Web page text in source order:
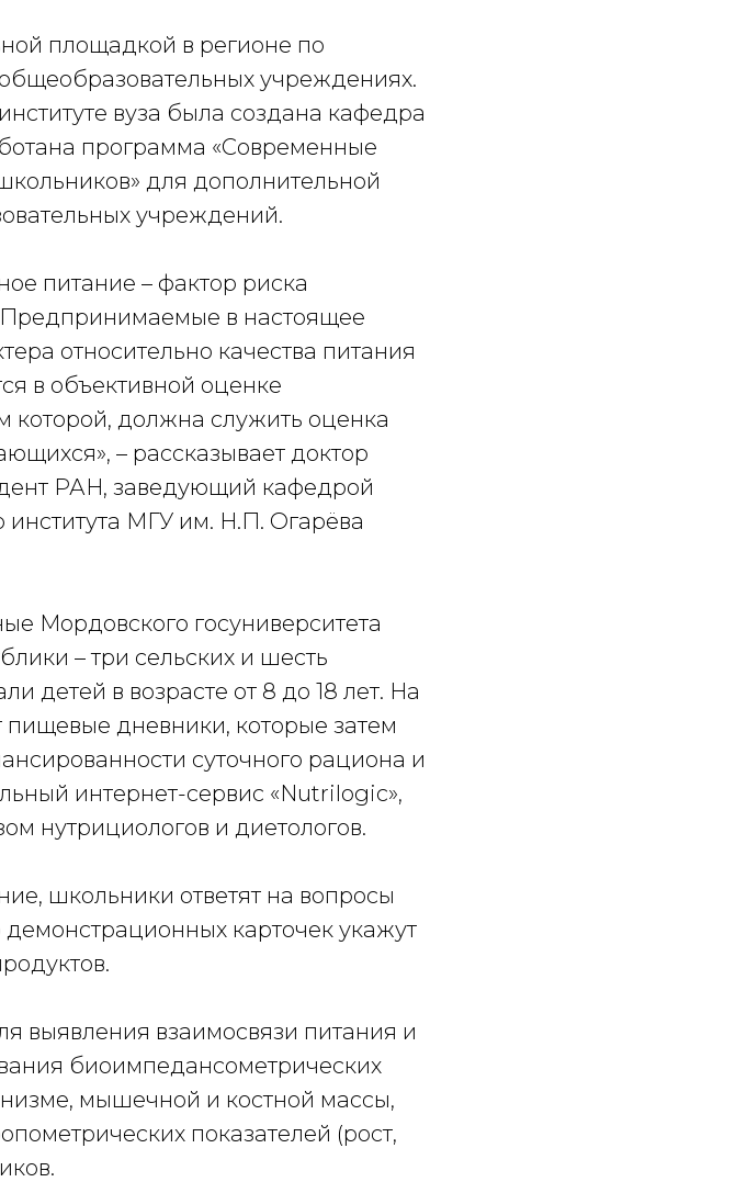
площадкой в регионе по
учреждениях.
вуза была создана кафедра
программа «Современные
для дополнительной
учреждений.
питание – фактор риска
в настоящее
относительно качества питания
в объективной оценке
которой, должна служить оценка
– рассказывает доктор
РАН, заведующий кафедрой
МГУ им. Н.П. Огарёва
Мордовского госуниверситета
– три сельских и шесть
детей в возрасте от 8 до 18 лет. На
дневники, которые затем
суточного рациона и
интернет-сервис «Nutrilogic»,
нутрициологов и диетологов.
школьники ответят на вопросы
карточек укажут
выявления взаимосвязи питания и
биоимпедансометрических
мышечной и костной массы,
показателей (рост,